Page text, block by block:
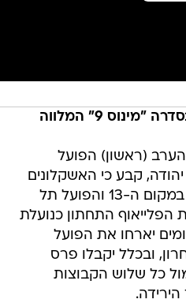
בווידאו: הפרק השלישי בסדרה "מינוס 9" המלווה
(ראשון) הפועל
קבע כי האשקלונים
סיימו את העונה הסדירה במקום ה-13 והפועל תל
הפלייאוף התחתון כנועלת
יארחו את הפועל
ובכלל יקבלו פרס
כל שלוש הקבוצות